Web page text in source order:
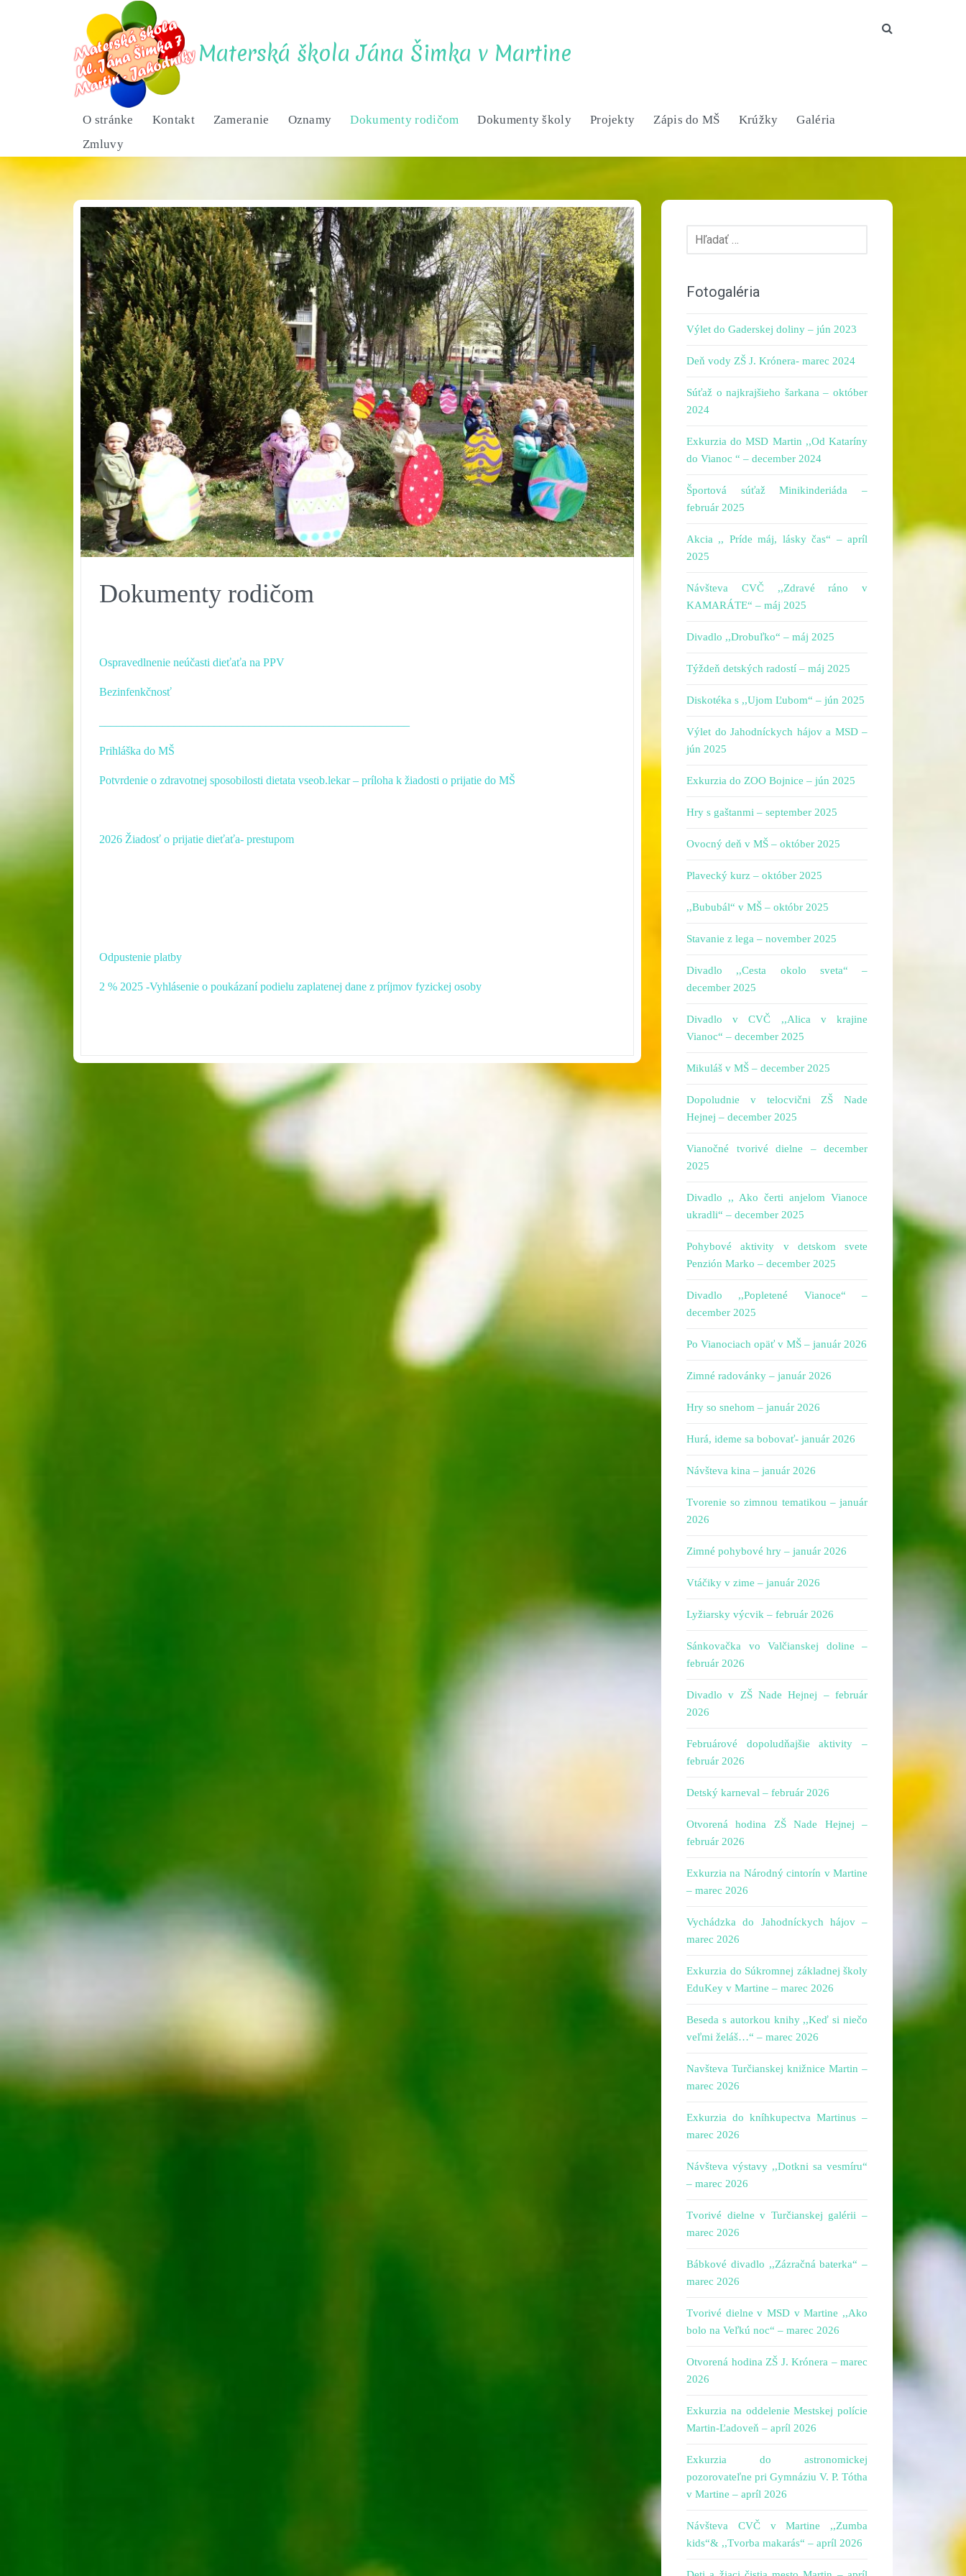
Materská škola Jána Šimka v Martine
O stránke Kontakt Zameranie Oznamy Dokumenty rodičom Dokumenty školy Projekty Zápis do MŠ Krúžky
Galéria
Zmluvy
Dokumenty rodičom
Ospravedlnenie neúčasti dieťaťa na PPV
Bezinfenkčnosť
Prihláška do MŠ
Potvrdenie o zdravotnej sposobilosti dietata vseob.lekar – príloha k žiadosti o prijatie do MŠ
2026 Žiadosť o prijatie dieťaťa- prestupom
Odpustenie platby
2 % 2025 -Vyhlásenie o poukázaní podielu zaplatenej dane z príjmov fyzickej osoby
Hľadať:
Fotogaléria
Výlet do Gaderskej doliny – jún 2023
Deň vody ZŠ J. Krónera- marec 2024
Súťaž o najkrajšieho šarkana – október
2024
Exkurzia do MSD Martin ,,Od Kataríny
do Vianoc “ – december 2024
Športová súťaž Minikinderiáda –
február 2025
Akcia ,, Príde máj, lásky čas“ – apríl
2025
Návšteva CVČ ,,Zdravé ráno v
KAMARÁTE“ – máj 2025
Divadlo ,,Drobuľko“ – máj 2025
Týždeň detských radostí – máj 2025
Diskotéka s ,,Ujom Ľubom“ – jún 2025
Výlet do Jahodníckych hájov a MSD –
jún 2025
Exkurzia do ZOO Bojnice – jún 2025
Hry s gaštanmi – september 2025
Ovocný deň v MŠ – október 2025
Plavecký kurz – október 2025
,,Bububál“ v MŠ – októbr 2025
Stavanie z lega – november 2025
Divadlo ,,Cesta okolo sveta“ –
december 2025
Divadlo v CVČ ,,Alica v krajine
Vianoc“ – december 2025
Mikuláš v MŠ – december 2025
Dopoludnie v telocvični ZŠ Nade
Hejnej – december 2025
Vianočné tvorivé dielne – december
2025
Divadlo ,, Ako čerti anjelom Vianoce
ukradli“ – december 2025
Pohybové aktivity v detskom svete
Penzión Marko – december 2025
Divadlo ,,Popletené Vianoce“ –
december 2025
Po Vianociach opäť v MŠ – január 2026
Zimné radovánky – január 2026
Hry so snehom – január 2026
Hurá, ideme sa bobovať- január 2026
Návšteva kina – január 2026
Tvorenie so zimnou tematikou – január
2026
Zimné pohybové hry – január 2026
Vtáčiky v zime – január 2026
Lyžiarsky výcvik – február 2026
Sánkovačka vo Valčianskej doline –
február 2026
Divadlo v ZŠ Nade Hejnej – február
2026
Februárové dopoludňajšie aktivity –
február 2026
Detský karneval – február 2026
Otvorená hodina ZŠ Nade Hejnej –
február 2026
Exkurzia na Národný cintorín v Martine
– marec 2026
Vychádzka do Jahodníckych hájov –
marec 2026
Exkurzia do Súkromnej základnej školy
EduKey v Martine – marec 2026
Beseda s autorkou knihy ,,Keď si niečo
veľmi želáš…“ – marec 2026
Navšteva Turčianskej knižnice Martin –
marec 2026
Exkurzia do kníhkupectva Martinus –
marec 2026
Návšteva výstavy ,,Dotkni sa vesmíru“
– marec 2026
Tvorivé dielne v Turčianskej galérii –
marec 2026
Bábkové divadlo ,,Zázračná baterka“ –
marec 2026
Tvorivé dielne v MSD v Martine ,,Ako
bolo na Veľkú noc“ – marec 2026
Otvorená hodina ZŠ J. Krónera – marec
2026
Exkurzia na oddelenie Mestskej polície
Martin-Ľadoveň – apríl 2026
Exkurzia do astronomickej
pozorovateľne pri Gymnáziu V. P. Tótha
v Martine – apríl 2026
Návšteva CVČ v Martine ,,Zumba
kids“& ,,Tvorba makarás“ – apríl 2026